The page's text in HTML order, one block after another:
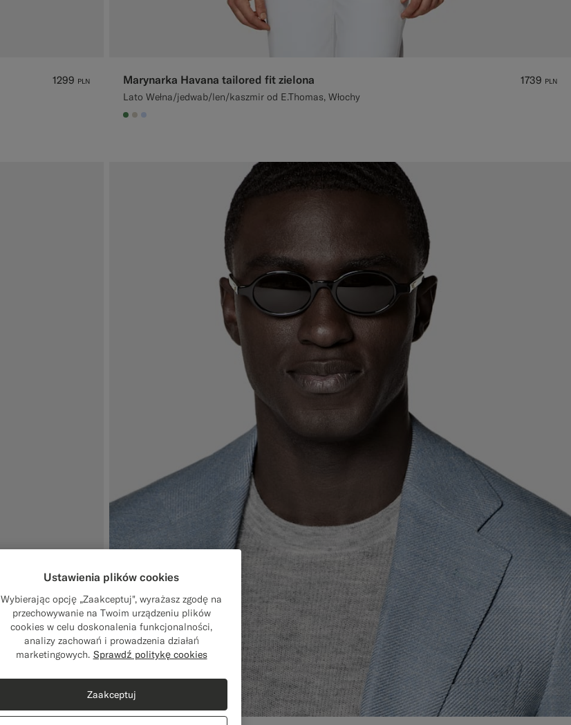
1299 PLN Marynarka Havana tailored fit zielona
Lato Wełna/jedwab/len/kaszmir od E.Thomas, Włochy
1739 PLN
#4D8C57
#D7D1C3
#CCDCF9
Ustawienia plików cookies
Wybierając opcję „Zaakceptuj", wyrażasz zgodę na
przechowywanie na Twoim urządzeniu plików
cookies w celu doskonalenia funkcjonalności,
analizy zachowań i prowadzenia działań
marketingowych. Sprawdź politykę cookies
Zaakceptuj